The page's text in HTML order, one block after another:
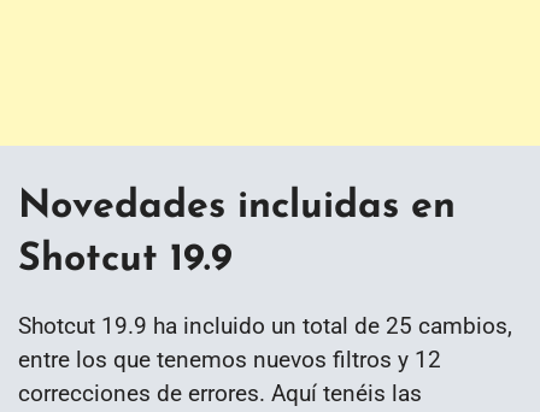
Novedades incluidas en
Shotcut 19.9
Shotcut 19.9 ha incluido un total de 25 cambios,
entre los que tenemos nuevos filtros y 12
correcciones de errores. Aquí tenéis las